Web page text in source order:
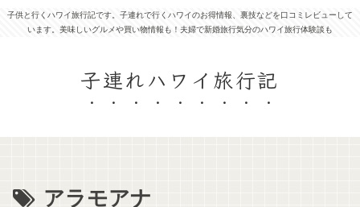
子供と行くハワイ旅行記です。子連れで行くハワイのお得情報、裏技などを口コミレビューして
います。美味しいグルメや買い物情報も！夫婦で新婚旅行気分のハワイ旅行体験談も
子連れハワイ旅行記
アラモアナ